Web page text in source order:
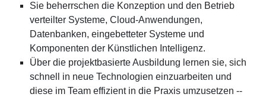
Sie beherrschen die Konzeption und den Betrieb
verteilter Systeme, Cloud-Anwendungen,
Datenbanken, eingebetteter Systeme und
Komponenten der Künstlichen Intelligenz.
Über die projektbasierte Ausbildung lernen sie, sich
schnell in neue Technologien einzuarbeiten und
diese im Team effizient in die Praxis umzusetzen --